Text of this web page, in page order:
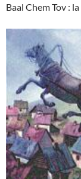
Baal Chem Tov :